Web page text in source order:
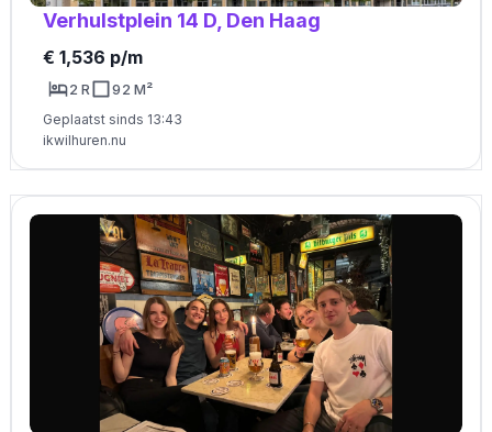
Verhulstplein 14 D, Den Haag
€ 1,536 p/m
2 R 92 M²
Geplaatst sinds 13:43
ikwilhuren.nu